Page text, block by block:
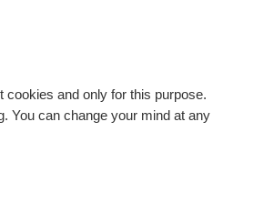
ECS Support
and only for this purpose.
You can change your mind at any